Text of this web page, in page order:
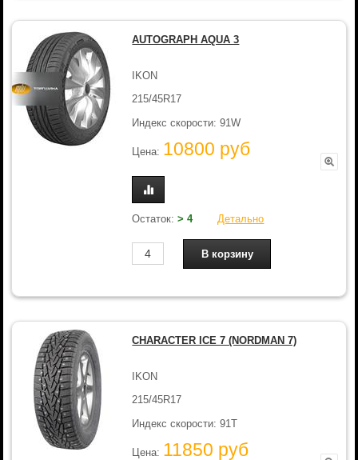
AUTOGRAPH AQUA 3
IKON
215/45R17
Индекс скорости: 91W
Цена: 10800 руб
Остаток:> 4 Детально
CHARACTER ICE 7 (NORDMAN 7)
IKON
215/45R17
Индекс скорости: 91T
Цена: 11850 руб